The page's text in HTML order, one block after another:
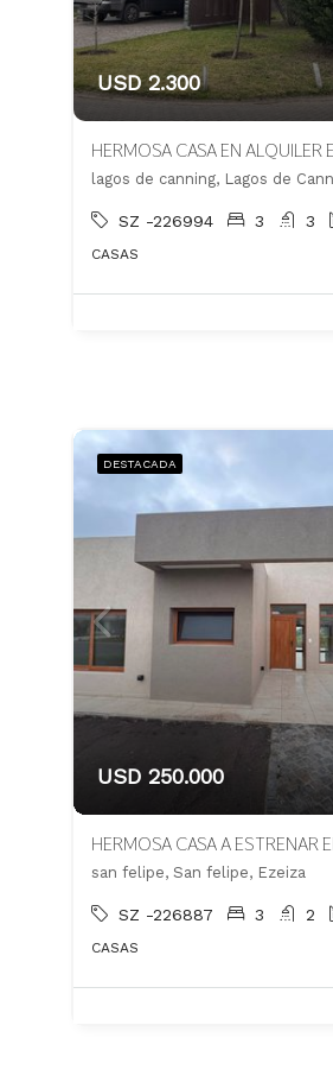
USD 2.300
lagos de canning, Lagos de
SZ -226994 3 3
CASAS
DESTACADA
USD 250.000
san felipe, San felipe, Ezeiza
SZ -226887 3 2
CASAS